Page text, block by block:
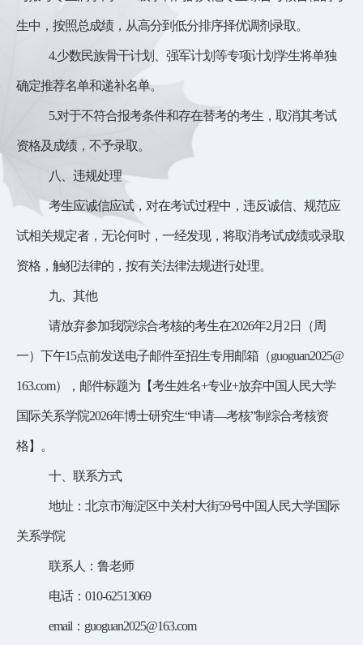
生中，按照总成绩，从高分到低分排序择优调剂录取。
4.少数民族骨干计划、强军计划等专项计划学生将单独
确定推荐名单和递补名单。
5.对于不符合报考条件和存在替考的考生，取消其考试
资格及成绩，不予录取。
八、违规处理
考生应诚信应试，对在考试过程中，违反诚信、规范应
试相关规定者，无论何时，一经发现，将取消考试成绩或录取
资格，触犯法律的，按有关法律法规进行处理。
九、其他
请放弃参加我院综合考核的考生在2026年2月2日（周
一）下午15点前发送电子邮件至招生专用邮箱（guoguan2025@
163.com），邮件标题为【考生姓名+专业+放弃中国人民大学
国际关系学院2026年博士研究生“申请—考核”制综合考核资
格】。
十、联系方式
地址：北京市海淀区中关村大街59号中国人民大学国际
关系学院
联系人：鲁老师
电话： 010-62513069
email： guoguan2025@163.com